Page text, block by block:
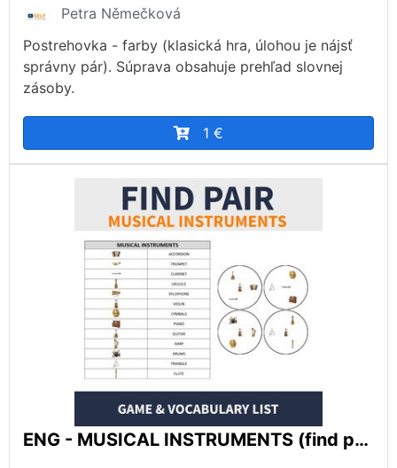
Petra Němečková
Postrehovka - farby (klasická hra, úlohou je nájsť
správny pár). Súprava obsahuje prehľad slovnej
zásoby.
1 €
ENG - MUSICAL INSTRUMENTS (find pair, postrehovka)